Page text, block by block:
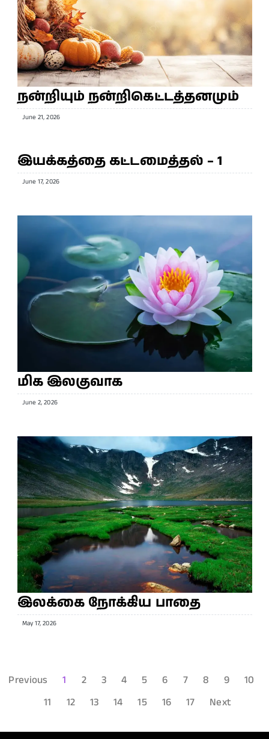
நன்றியும் நன்றிகெட்டத்தனமும்
June 21, 2026
இயக்கத்தை கட்டமைத்தல் – 1
June 17, 2026
மிக இலகுவாக
June 2, 2026
இலக்கை நோக்கிய பாதை
May 17, 2026
Previous 1 2 3 4 5 6 7 8 9
10
11
12 13 14 15 16 17 Next